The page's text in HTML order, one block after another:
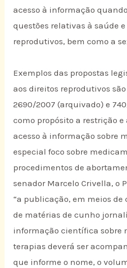
acesso à informação
questões relativas à saúde
reprodutivos, bem como a
Exemplos das propostas
aos direitos reprodutivos
2690/2007 (arquivado) e
como propósito a restrição
acesso à informação sobre
especial foco sobre
procedimentos de
senador Marcelo Crivella, o
“a publicação, em meios
de matérias de cunho
informação científica sobre
terapias deverá ser
que informe o nome, o